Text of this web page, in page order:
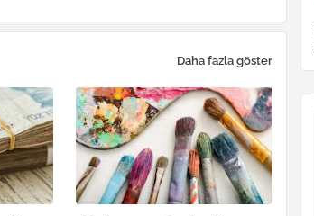
Daha fazla göster